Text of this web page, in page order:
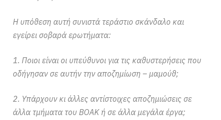
Η υπόθεση αυτή συνιστά τεράστιο σκάνδαλο και
εγείρει σοβαρά ερωτήματα:
1. Ποιοι είναι οι υπεύθυνοι για τις καθυστερήσεις που
οδήγησαν σε αυτήν την αποζημίωση – μαμούθ;
2. Υπάρχουν κι άλλες αντίστοιχες αποζημιώσεις σε
άλλα τμήματα του ΒΟΑΚ ή σε άλλα μεγάλα έργα;